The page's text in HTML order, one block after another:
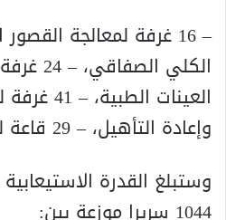
– 16 غرفة لمعالجة
الكلي
العينات
وإعادة التأهيل، – 29 قاعة للتكوين والبحث.
وستبلغ القدرة
1044 سريرا موزعة بين: